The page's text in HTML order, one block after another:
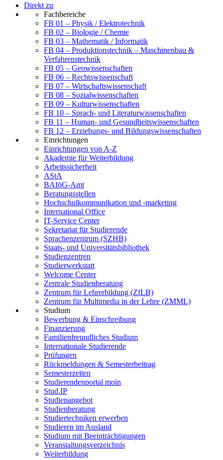
Direkt zu
Fachbereiche
FB 01 – Physik / Elektrotechnik
FB 02 – Biologie / Chemie
FB 03 – Mathematik / Informatik
FB 04 – Produktionstechnik – Maschinenbau &
Verfahrenstechnik
FB 05 – Geowissenschaften
FB 06 – Rechtswissenschaft
FB 07 – Wirtschaftswissenschaft
FB 08 – Sozialwissenschaften
FB 09 – Kulturwissenschaften
FB 10 – Sprach- und Literaturwissenschaften
FB 11 – Human- und Gesundheitswissenschaften
FB 12 – Erziehungs- und Bildungswissenschaften
Einrichtungen
Einrichtungen von A-Z
Akademie für Weiterbildung
Arbeitssicherheit
AStA
BAföG-Amt
Beratungsstellen
Hochschulkommunikation und -marketing
International Office
IT-Service Center
Sekretariat für Studierende
Sprachenzentrum (SZHB)
Staats- und Universitätsbibliothek
Studienzentren
Studierwerkstatt
Welcome Center
Zentrale Studienberatung
Zentrum für Lehrerbildung (ZfLB)
Zentrum für Multimedia in der Lehre (ZMML)
Studium
Bewerbung & Einschreibung
Finanzierung
Familienfreundliches Studium
Internationale Studierende
Prüfungen
Rückmeldungen & Semesterbeitrag
Semesterzeiten
Studierendenportal moin
Stud.IP
Studienangebot
Studienberatung
Studiertechniken erwerben
Studieren im Ausland
Studium mit Beeinträchtigungen
Veranstaltungsverzeichnis
Weiterbildung